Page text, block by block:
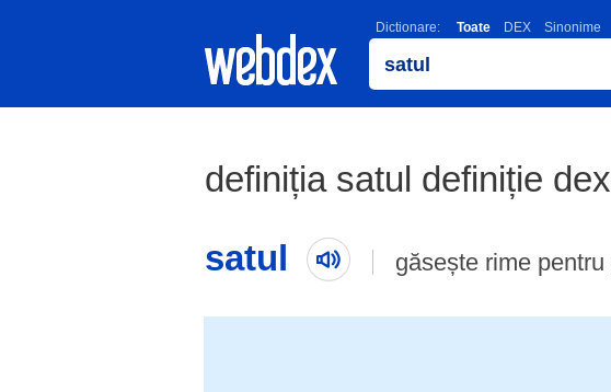
Dictionare: Toate DEX Sinonime
definiția satul definiție dex
satul
găsește rime pentru